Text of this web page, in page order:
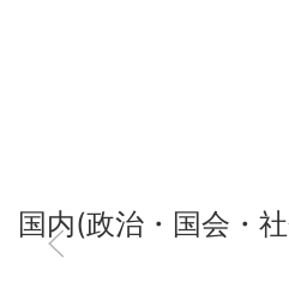
国内(政治・国会・